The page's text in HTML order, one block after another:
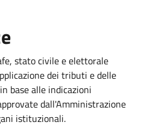
stato civile e elettorale
dei tributi e delle
base alle indicazioni
dall'Amministrazione
istituzionali.